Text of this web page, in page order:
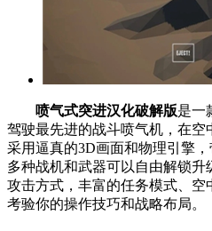
喷气式突进汉化破解版是一
驾驶最先进的战斗喷气机，在
采用逼真的3D画面和物理引擎
多种战机和武器可以自由解锁
攻击方式，丰富的任务模式、空
考验你的操作技巧和战略布局。